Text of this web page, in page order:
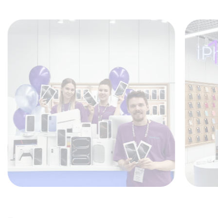
– от кнопки включения до микросхем материнской
платы. Чтобы не гадать и достоверно выявить
неисправность, сэкономить время и средства
заказчика, инженер сервиса протестирует смартфон,
выявит причину, предложит вариант оптимального
ремонта.
План ремонтазависит от типа неисправности,
масштаба проблем. Каждый модуль меняется по
своей технологии. Итоговая цена известна заказчику
заранее.
Преимущества лидера
На данный момент предложений на рынке ремонта
мобильных устройств – множество. Важно в огромном
количестве сервисов и отдельных мастеров найти
качественный сервисный центр, специалистам которого
можно доверить решение задач любой сложности. Если Вы